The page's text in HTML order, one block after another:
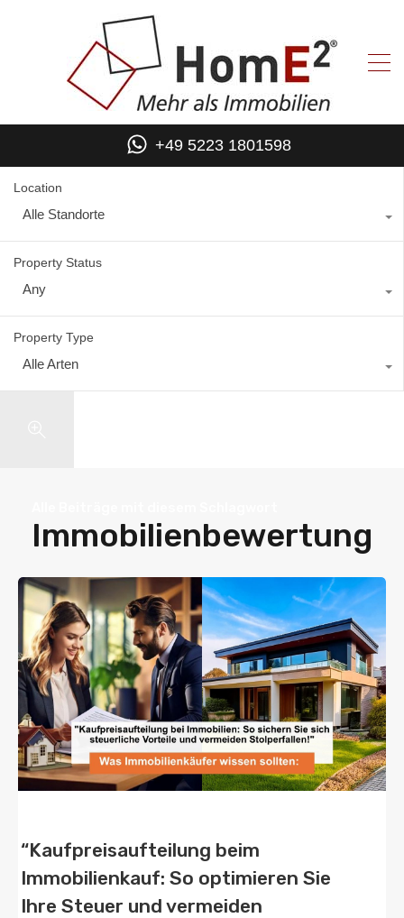
+49 5223 1801598
Location
Alle Standorte
Property Status
Any
Property Type
Alle Arten
Immobilienbewertung
“Kaufpreisaufteilung beim
Immobilienkauf: So optimieren Sie
Ihre Steuer und vermeiden